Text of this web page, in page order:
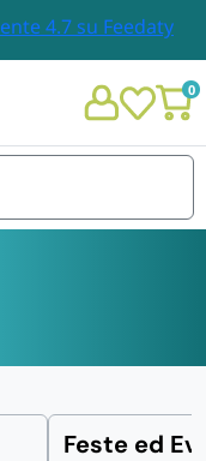
0
Feste ed